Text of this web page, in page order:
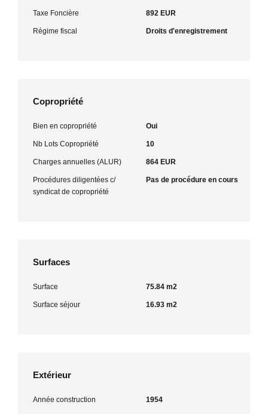
Taxe Foncière 892 EUR
Régime fiscal Droits d'enregistrement
Copropriété
Bien en copropriété Oui
Nb Lots Copropriété 10
Charges annuelles (ALUR) 864 EUR
Procédures diligentées c/
syndicat de copropriété
Pas de procédure en cours
Surfaces
Surface 75.84 m2
Surface séjour 16.93 m2
Extérieur
Année construction 1954